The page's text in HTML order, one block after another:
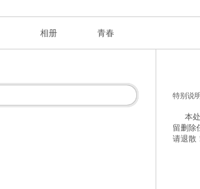
相册 青春
特别说
本处
留删除
请退散